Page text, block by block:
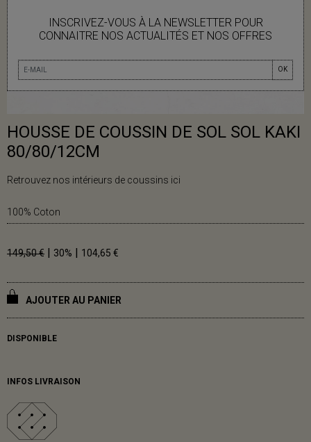
INSCRIVEZ-VOUS À LA NEWSLETTER POUR
CONNAITRE NOS ACTUALITÉS ET NOS OFFRES
OK
HOUSSE DE COUSSIN DE SOL SOL KAKI
80/80/12CM
Retrouvez nos intérieurs de coussins ici
100% Coton
149,50 € 30% 104,65 €
AJOUTER AU PANIER
DISPONIBLE
INFOS LIVRAISON